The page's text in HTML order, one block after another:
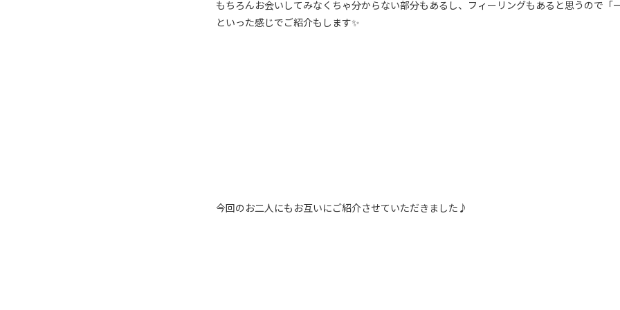
もちろんお会いしてみなくちゃ分からない部分もあるし、フィーリングもあると思うので「
といった感じでご紹介もします✨
今回のお二人にもお互いにご紹介させていただきました♪